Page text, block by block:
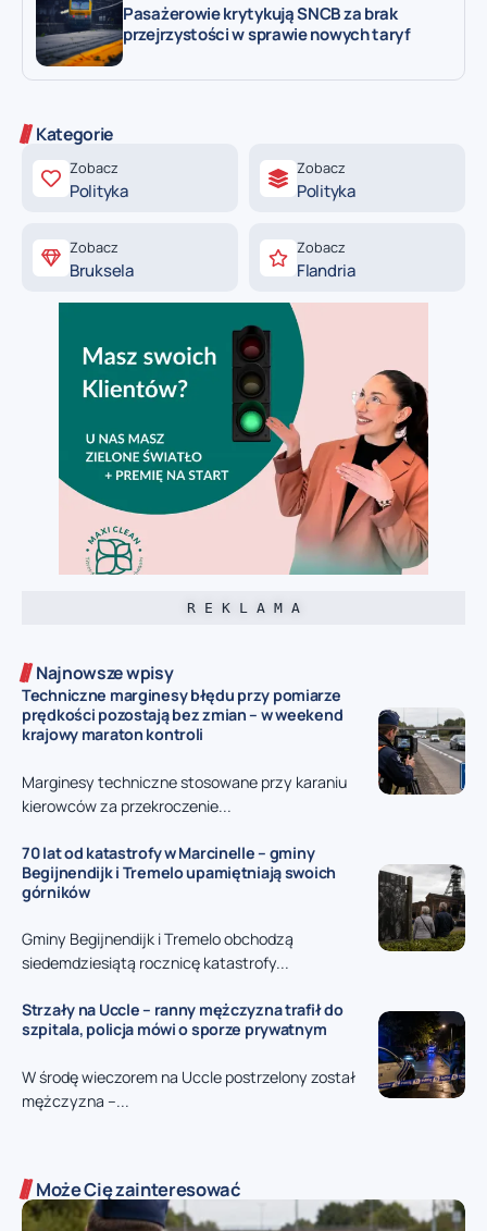
Pasażerowie krytykują SNCB za brak
przejrzystości w sprawie nowych taryf
Kategorie
Zobacz
Polityka
Zobacz
Polityka
Zobacz
Bruksela
Zobacz
Flandria
R E K L A M A
Najnowsze wpisy
Techniczne marginesy błędu przy pomiarze
prędkości pozostają bez zmian – w weekend
krajowy maraton kontroli
Marginesy techniczne stosowane przy karaniu
kierowców za przekroczenie...
70 lat od katastrofy w Marcinelle – gminy
Begijnendijk i Tremelo upamiętniają swoich
górników
Gminy Begijnendijk i Tremelo obchodzą
siedemdziesiątą rocznicę katastrofy...
Strzały na Uccle – ranny mężczyzna trafił do
szpitala, policja mówi o sporze prywatnym
W środę wieczorem na Uccle postrzelony został
mężczyzna –...
Może Cię zainteresować